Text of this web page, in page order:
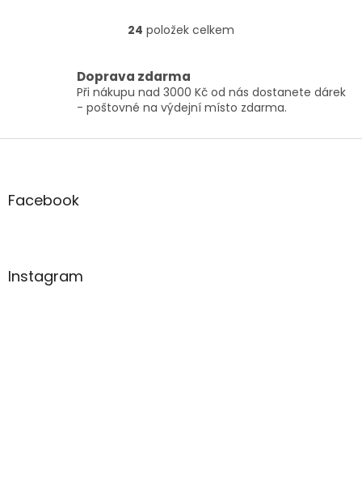
nejvyšší úrovni.
O
á
d
a
í
24 položek celkem
Doprava zdarma
Při nákupu nad 3000 Kč od nás dostanete dárek
- poštovné na výdejní místo zdarma.
Z
aFacebook
Instagram